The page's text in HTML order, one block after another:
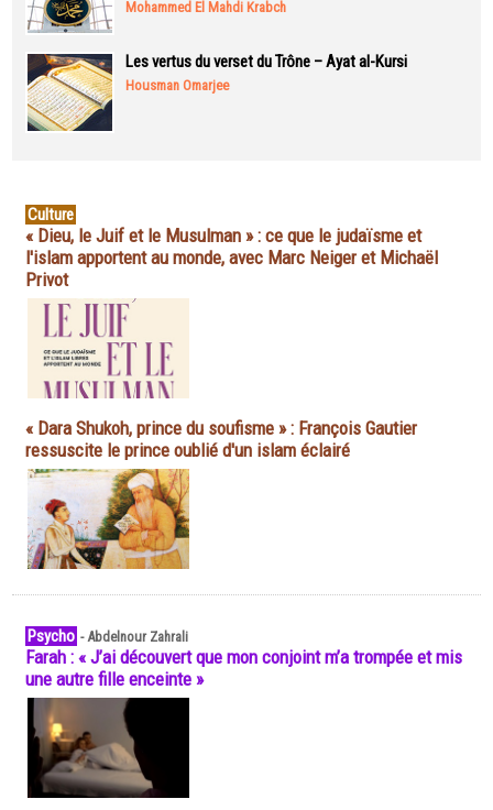
Mohammed El Mahdi Krabch
Les vertus du verset du Trône – Ayat al-Kursi
Housman Omarjee
Culture
« Dieu, le Juif et le Musulman » : ce que le judaïsme et
l'islam apportent au monde, avec Marc Neiger et Michaël
Privot
« Dara Shukoh, prince du soufisme » : François Gautier
ressuscite le prince oublié d'un islam éclairé
Psycho -Abdelnour Zahrali
Farah : « J’ai découvert que mon conjoint m’a trompée et mis
une autre fille enceinte »